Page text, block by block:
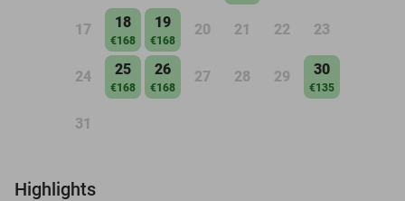
17 18
€168
19
€168
20 21 22 23
24 25
€168
26
€168
27 28 29 30
€135
31
Highlights